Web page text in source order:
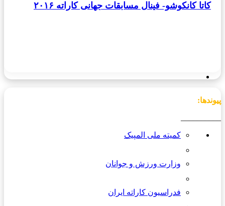
کاتا کانکوشو- فینال مسابقات جهانی کاراته ۲۰۱۶
پیوندها:
کمیته ملی المپیک
وزارت ورزش و جوانان
فدراسیون کاراته ایران